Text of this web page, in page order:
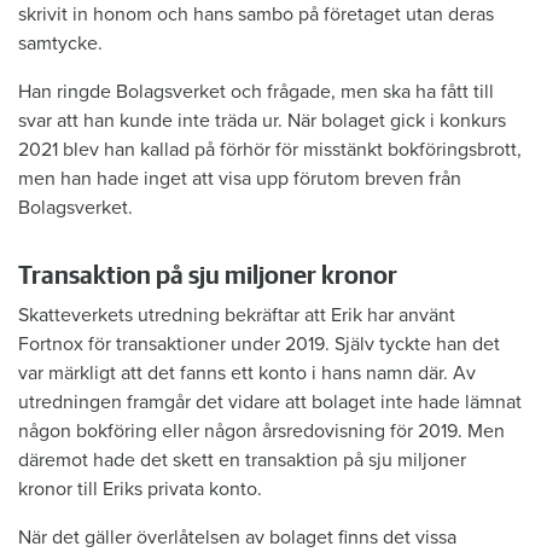
skrivit in honom och hans sambo på företaget utan deras
samtycke.
Han ringde Bolagsverket och frågade, men ska ha fått till
svar att han kunde inte träda ur. När bolaget gick i konkurs
2021 blev han kallad på förhör för misstänkt bokföringsbrott,
men han hade inget att visa upp förutom breven från
Bolagsverket.
Transaktion på sju miljoner kronor
Skatteverkets utredning bekräftar att Erik har använt
Fortnox för transaktioner under 2019. Själv tyckte han det
var märkligt att det fanns ett konto i hans namn där. Av
utredningen framgår det vidare att bolaget inte hade lämnat
någon bokföring eller någon årsredovisning för 2019. Men
däremot hade det skett en transaktion på sju miljoner
kronor till Eriks privata konto.
När det gäller överlåtelsen av bolaget finns det vissa